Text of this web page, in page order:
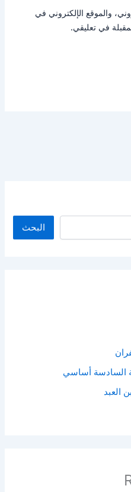
البحث
السادسة أساسي
العبد
والموقع الإلكتروني في
في تعليقي.